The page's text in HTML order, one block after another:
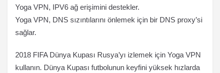
Yoga VPN, IPV6 ağ erişimini destekler.
Yoga VPN, DNS sızıntılarını önlemek için bir DNS proxy’si
sağlar.
2018 FIFA Dünya Kupası Rusya’yı izlemek için Yoga VPN
kullanın. Dünya Kupası futbolunun keyfini yüksek hızlarda